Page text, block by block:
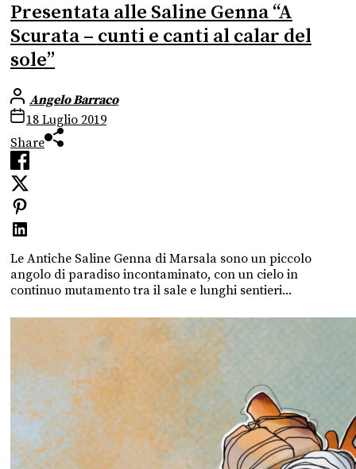
Presentata alle Saline Genna “A
Scurata – cunti e canti al calar del
sole”
Angelo Barraco
18 Luglio 2019
Share
Le Antiche Saline Genna di Marsala sono un piccolo
angolo di paradiso incontaminato, con un cielo in
continuo mutamento tra il sale e lunghi sentieri...